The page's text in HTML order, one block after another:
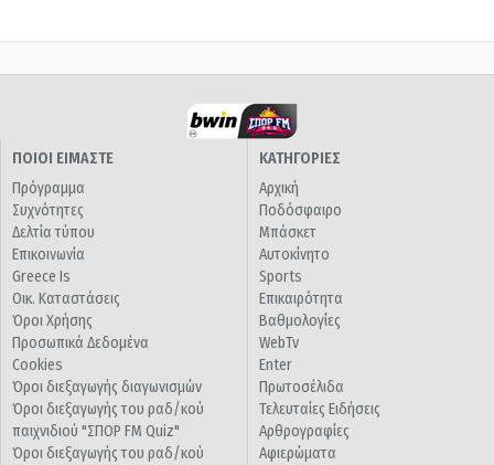
ΠΟΙΟΙ ΕΙΜΑΣΤΕ
Πρόγραμμα
Συχνότητες
Δελτία τύπου
Επικοινωνία
Greece Is
Οικ. Καταστάσεις
Όροι Χρήσης
Προσωπικά Δεδομένα
Cookies
Όροι διεξαγωγής διαγωνισμών
Όροι διεξαγωγής του ραδ/κού
παιχνιδιού "ΣΠΟΡ FM Quiz"
Όροι διεξαγωγής του ραδ/κού
ΚΑΤΗΓΟΡΙΕΣ
Αρχική
Ποδόσφαιρο
Μπάσκετ
Αυτοκίνητο
Sports
Επικαιρότητα
Βαθμολογίες
WebTv
Enter
Πρωτοσέλιδα
Τελευταίες Ειδήσεις
Αρθρογραφίες
Αφιερώματα